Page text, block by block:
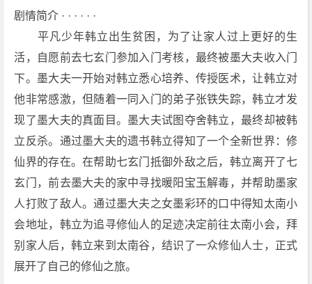
2
集]》
[2
0
2
1]
集]
[动
画]
[奇
剧情简介 · · · · · ·
平凡少年韩立出生贫困，为了让家人过上更好的生
活，自愿前去七玄门参加入门考核，最终被墨大夫收入门
下。墨大夫一开始对韩立悉心培养、传授医术，让韩立对
他非常感激，但随着一同入门的弟子张铁失踪，韩立才发
现了墨大夫的真面目。墨大夫试图夺舍韩立，最终却被韩
立反杀。通过墨大夫的遗书韩立得知了一个全新世界：修
仙界的存在。在帮助七玄门抵御外敌之后，韩立离开了七
玄门，前去墨大夫的家中寻找暖阳宝玉解毒，并帮助墨家
人打败了敌人。通过墨大夫之女墨彩环的口中得知太南小
会地址，韩立为追寻修仙人的足迹决定前往太南小会，拜
别家人后，韩立来到太南谷，结识了一众修仙人士，正式
展开了自己的修仙之旅。